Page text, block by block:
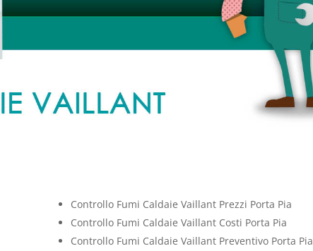
Controllo Fumi Caldaie Vaillant Prezzi Porta Pia
Controllo Fumi Caldaie Vaillant Costi Porta Pia
Controllo Fumi Caldaie Vaillant Preventivo Porta Pia